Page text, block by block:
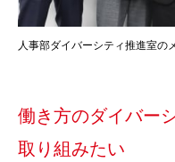
人事部ダイバーシティ推進室の
働き方のダイバー
取り組みたい